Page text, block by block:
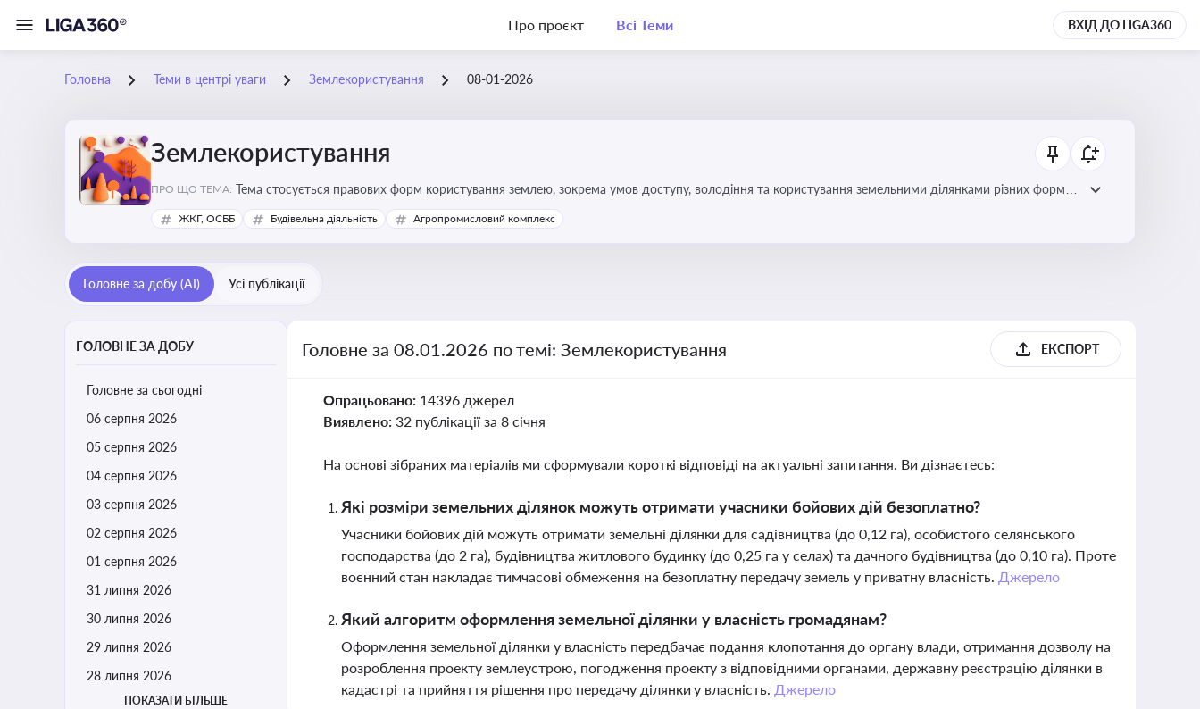
Про проєкт Всі Теми ВХІД ДО LIGA360
Головна Теми в центрі уваги Землекористування 08-01-2026
Землекористування
ПРО ЩО ТЕМА: Тема стосується правових форм користування землею, зокрема умов доступу, володіння та користування земельними ділянками різних форм
власності
ЖКГ, ОСББ Будівельна діяльність Агропромисловий комплекс
Головне за добу (AI) Усі публікації
ГОЛОВНЕ ЗА ДОБУ
Головне за сьогодні
06 серпня 2026
05 серпня 2026
04 серпня 2026
03 серпня 2026
02 серпня 2026
01 серпня 2026
31 липня 2026
30 липня 2026
29 липня 2026
28 липня 2026
ПОКАЗАТИ БІЛЬШЕ
Головне за 08.01.2026 по темі: Землекористування ЕКСПОРТ
Опрацьовано: 14396 джерел
Виявлено: 32 публікації за 8 січня
На основі зібраних матеріалів ми сформували короткі відповіді на актуальні запитання. Ви дізнаєтесь:
Які розміри земельних ділянок можуть отримати учасники бойових дій безоплатно?
Учасники бойових дій можуть отримати земельні ділянки для садівництва (до 0,12 га), особистого селянського
господарства (до 2 га), будівництва житлового будинку (до 0,25 га у селах) та дачного будівництва (до 0,10 га). Проте
воєнний стан накладає тимчасові обмеження на безоплатну передачу земель у приватну власність. Джерело
Який алгоритм оформлення земельної ділянки у власність громадянам?
Оформлення земельної ділянки у власність передбачає подання клопотання до органу влади, отримання дозволу на
розроблення проекту землеустрою, погодження проекту з відповідними органами, державну реєстрацію ділянки в
кадастрі та прийняття рішення про передачу ділянки у власність. Джерело